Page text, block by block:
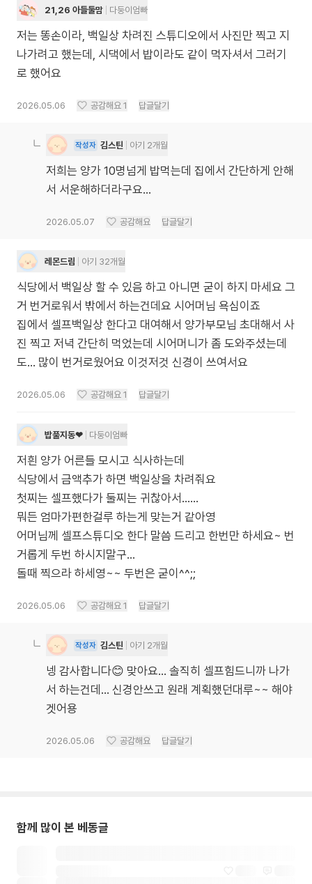
21,26 아들둘맘 다둥이엄빠
저는 똥손이라, 백일상 차려진 스튜디오에서 사진만 찍고 지
나가려고 했는데, 시댁에서 밥이라도 같이 먹자셔서 그러기
로 했어요
2026.05.06 공감해요 1 답글달기
작성자 김스틴 아기 2개월
저희는 양가 10명넘게 밥먹는데 집에서 간단하게 안해
서 서운해하더라구요...
2026.05.07 공감해요 답글달기
레몬드림 아기 32개월
식당에서 백일상 할 수 있음 하고 아니면 굳이 하지 마세요 그
거 번거로워서 밖에서 하는건데요 시어머님 욕심이죠
집에서 셀프백일상 한다고 대여해서 양가부모님 초대해서 사
진 찍고 저녁 간단히 먹었는데 시어머니가 좀 도와주셨는데
도... 많이 번거로웠어요 이것저것 신경이 쓰여서요
2026.05.06 공감해요 1 답글달기
밥풀지동❤ 다둥이엄빠
저흰 양가 어른들 모시고 식사하는데
식당에서 금액추가 하면 백일상을 차려줘요
첫찌는 셀프했다가 둘찌는 귀찮아서......
뭐든 엄마가편한걸루 하는게 맞는거 같아영
어머님께 셀프스튜디오 한다 말씀 드리고 한번만 하세요~ 번
거롭게 두번 하시지말구...
돌때 찍으라 하세영~~ 두번은 굳이^^;;
2026.05.06 공감해요 1 답글달기
작성자 김스틴 아기 2개월
넹 감사합니다😊 맞아요... 솔직히 셀프힘드니까 나가
서 하는건데... 신경안쓰고 원래 계획했던대루~~ 해야
겟어용
2026.05.06 공감해요 답글달기
함께 많이 본 베동글